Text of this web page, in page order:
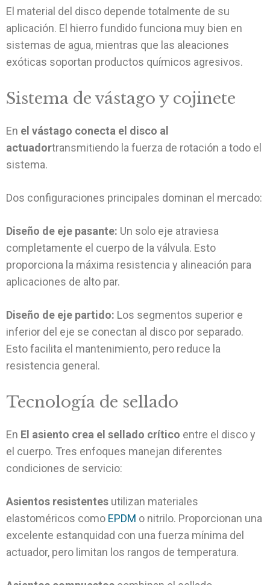
El material del disco depende totalmente de su
aplicación. El hierro fundido funciona muy bien en
sistemas de agua, mientras que las aleaciones
exóticas soportan productos químicos agresivos.
Sistema de vástago y cojinete
En el vástago conecta el disco al
actuadortransmitiendo la fuerza de rotación a todo el
sistema.
Dos configuraciones principales dominan el mercado:
Diseño de eje pasante: Un solo eje atraviesa
completamente el cuerpo de la válvula. Esto
proporciona la máxima resistencia y alineación para
aplicaciones de alto par.
Diseño de eje partido: Los segmentos superior e
inferior del eje se conectan al disco por separado.
Esto facilita el mantenimiento, pero reduce la
resistencia general.
Tecnología de sellado
En El asiento crea el sellado crítico entre el disco y
el cuerpo. Tres enfoques manejan diferentes
condiciones de servicio:
Asientos resistentes utilizan materiales
elastoméricos como EPDM o nitrilo. Proporcionan una
excelente estanquidad con una fuerza mínima del
actuador, pero limitan los rangos de temperatura.